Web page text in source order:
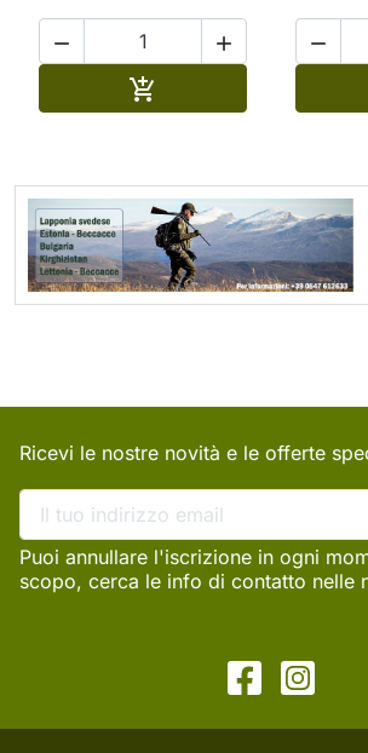
 


Ricevi le nostre novità e le offerte
Puoi annullare l'iscrizione in ogni
scopo, cerca le info di contatto nelle